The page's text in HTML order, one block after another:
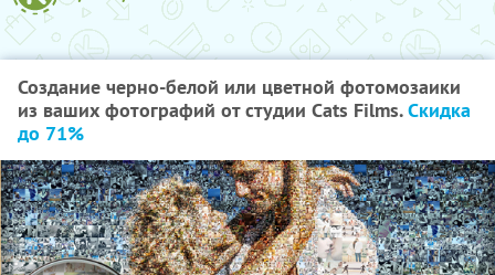
Создание черно-белой или цветной фотомозаики
из ваших фотографий от студии Cats Films.Скидка
до 71%